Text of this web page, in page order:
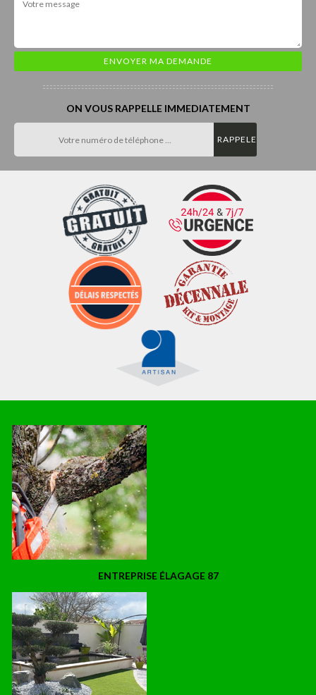
ON VOUS RAPPELLE IMMEDIATEMENT
ENTREPRISE ÉLAGAGE 87